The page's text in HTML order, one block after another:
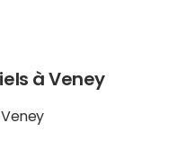
à Veney